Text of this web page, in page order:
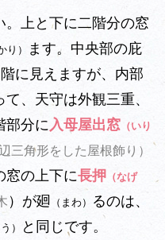
上と下に二階分の窓
り） ます。中央部の庇
に見えますが、内部
、天守は外観三重、
部分に 入母屋出窓 （いり
三角形をした屋根飾り）
窓の上下に長押 （なげ
）が廻 （まわ）
るのは、
） と同じです。